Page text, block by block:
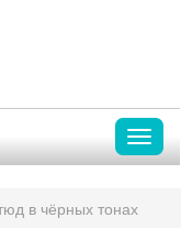
в чёрных тонах